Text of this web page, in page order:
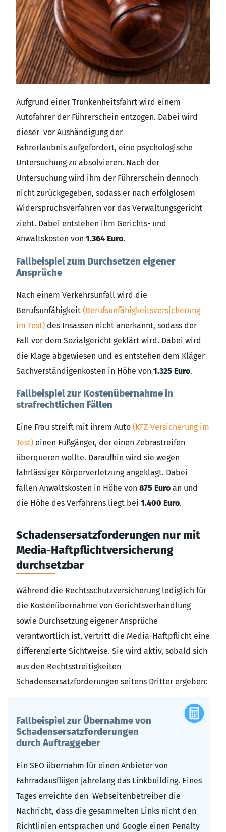
Aufgrund einer Trunkenheitsfahrt wird einem
Autofahrer der Führerschein entzogen. Dabei wird
dieser vor Aushändigung der
Fahrerlaubnis aufgefordert, eine psychologische
Untersuchung zu absolvieren. Nach der
Untersuchung wird ihm der Führerschein dennoch
nicht zurückgegeben, sodass er nach erfolglosem
Widerspruchsverfahren vor das Verwaltungsgericht
zieht. Dabei entstehen ihm Gerichts- und
Anwaltskosten von 1.364 Euro.
Fallbeispiel zum Durchsetzen eigener
Ansprüche
Nach einem Verkehrsunfall wird die
Berufsunfähigkeit (Berufsunfähigkeitsversicherung
im Test) des Insassen nicht anerkannt, sodass der
Fall vor dem Sozialgericht geklärt wird. Dabei wird
die Klage abgewiesen und es entstehen dem Kläger
Sachverständigenkosten in Höhe von 1.325 Euro.
Fallbeispiel zur Kostenübernahme in
strafrechtlichen Fällen
Eine Frau streift mit ihrem Auto (KFZ-Versicherung im
Test) einen Fußgänger, der einen Zebrastreifen
überqueren wollte. Daraufhin wird sie wegen
fahrlässiger Körperverletzung angeklagt. Dabei
fallen Anwaltskosten in Höhe von 875 Euro an und
die Höhe des Verfahrens liegt bei 1.400 Euro.
Schadensersatzforderungen nur mit
Media-Haftpflichtversicherung
durchsetzbar
Während die Rechtsschutzversicherung lediglich für
die Kostenübernahme von Gerichtsverhandlung
sowie Durchsetzung eigener Ansprüche
verantwortlich ist, vertritt die Media-Haftpflicht eine
differenzierte Sichtweise. Sie wird aktiv, sobald sich
aus den Rechtsstreitigkeiten
Schadensersatzforderungen seitens Dritter ergeben:
Fallbeispiel zur Übernahme von
Schadensersatzforderungen
durch Auftraggeber
Ein SEO übernahm für einen Anbieter von
Fahrradausflügen jahrelang das Linkbuilding. Eines
Tages erreichte den Webseitenbetreiber die
Nachricht, dass die gesammelten Links nicht den
Richtlinien entsprachen und Google einen Penalty